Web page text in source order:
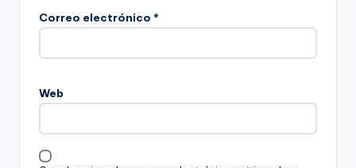
Correo electrónico *
Web